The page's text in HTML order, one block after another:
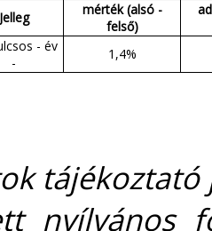
Jelleg
mérték (alsó -
felső)
- év
-
1,4%
nyílvános